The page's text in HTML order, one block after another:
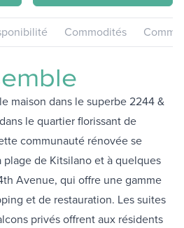
Commodités
maison dans le superbe 2244 &
le quartier florissant de
communauté rénovée se
de Kitsilano et à quelques
Avenue, qui offre une gamme
et de restauration. Les suites
privés offrent aux résidents